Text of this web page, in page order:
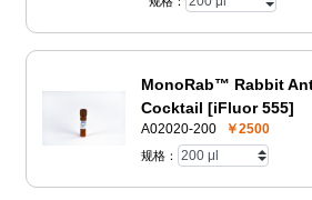
MonoRab™ Rabbit
Cocktail [iFluor 555]
A02020-200 ￥2500
规格：